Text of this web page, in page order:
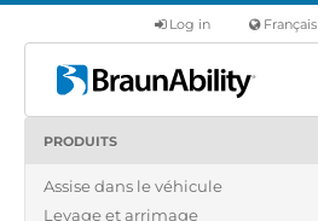
Français
Log in
Produits
PRODUITS
Assise dans le véhicule
Levage et arrimage